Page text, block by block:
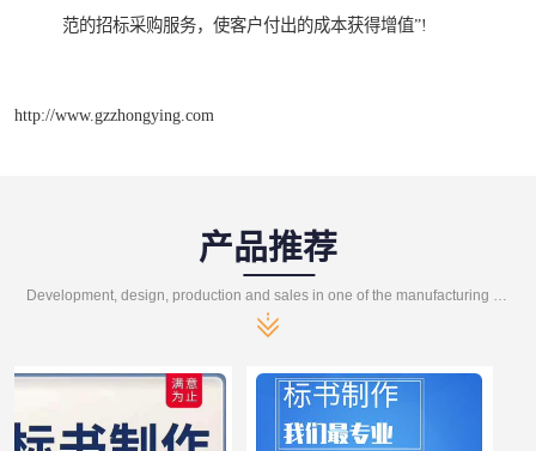
范的招标采购服务，使客户付出的成本获得增值”!
http://www.gzzhongying.com
产品推荐